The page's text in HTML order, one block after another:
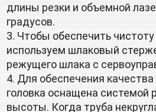
длины резки и объемной
градусов.
3. Чтобы обеспечить
используем шлаковый
режущего шлака с
4. Для обеспечения качества
головка оснащена системой
высоты. Когда труба